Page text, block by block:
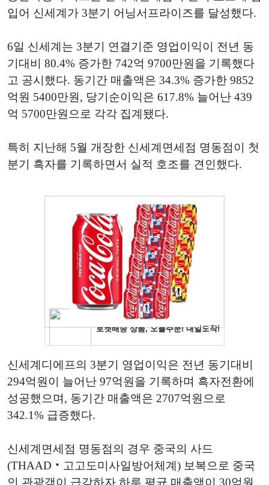
입어 신세계가 3분기 어닝서프라이즈를 달성했다.
6일 신세계는 3분기 연결기준 영업이익이 전년 동
기대비 80.4% 증가한 742억 9700만원을 기록했다
고 공시했다. 동기간 매출액은 34.3% 증가한 9852
억원 5400만원, 당기순이익은 617.8% 늘어난 439
억 5700만원으로 각각 집계됐다.
특히 지난해 5월 개장한 신세계면세점 명동점이 첫
분기 흑자를 기록하면서 실적 호조를 견인했다.
신세계디에프의 3분기 영업이익은 전년 동기대비
294억원이 늘어난 97억원을 기록하며 흑자전환에
성공했으며, 동기간 매출액은 2707억원으로
342.1% 급증했다.
신세계면세점 명동점의 경우 중국의 사드
(THAAD‧고고도미사일방어체계) 보복으로 중국
인 관광객이 급감하자 하루 평균 매출액이 30억원